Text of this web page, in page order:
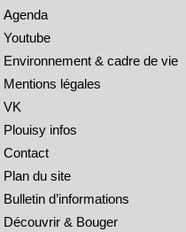
Agenda
Youtube
Environnement & cadre de vie
Mentions légales
VK
Plouisy infos
Contact
Plan du site
Bulletin d’informations
Découvrir & Bouger